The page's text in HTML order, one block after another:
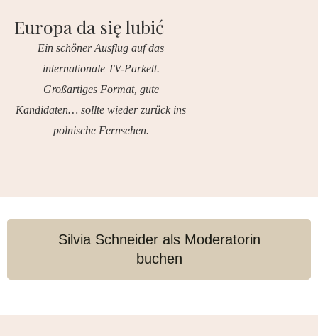
Europa da się lubić
Ein schöner Ausflug auf das
internationale TV-Parkett.
Großartiges Format, gute
Kandidaten… sollte wieder zurück ins
polnische Fernsehen.
Silvia Schneider als Moderatorin
buchen